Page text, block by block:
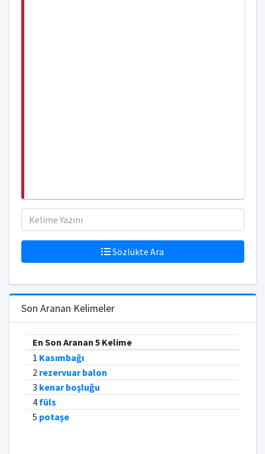
Sözlükte Ara
Son Aranan Kelimeler
En Son Aranan 5 Kelime
1 Kasımbağı
2 rezervuar balon
3 kenar boşluğu
4 füls
5 potaşe